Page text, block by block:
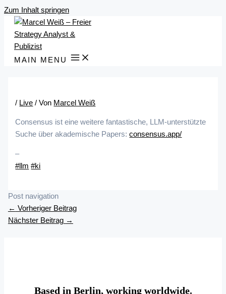
Zum Inhalt springen
MAIN MENU
/ Live / Von Marcel Weiß
Consensus ist eine weitere fantastische, LLM-unterstützte
Suche über akademische Papers:consensus.app/
–
#llm #ki
Post navigation
← Vorheriger Beitrag
Nächster Beitrag →
Based in Berlin, working worldwide.